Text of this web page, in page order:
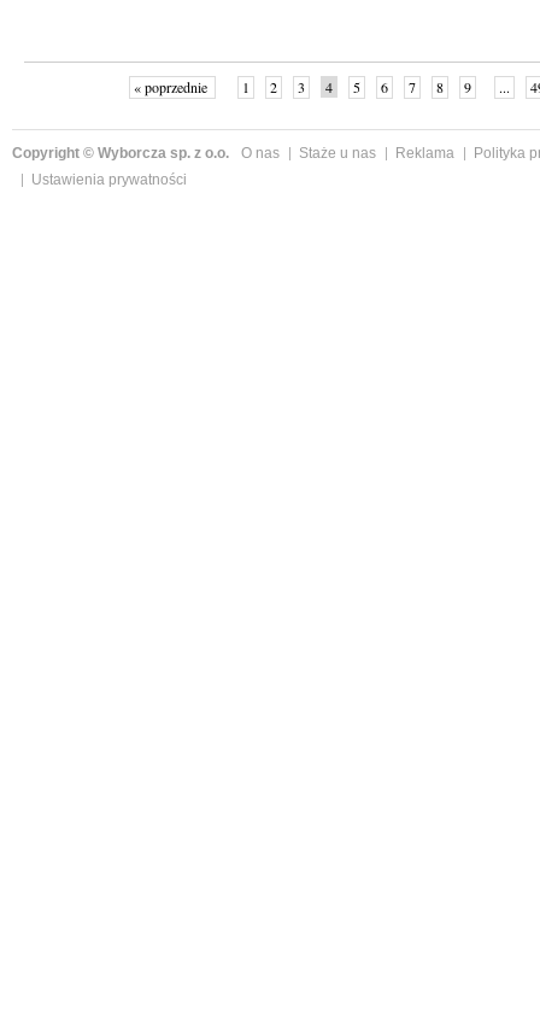
« poprzednie 1 2 3 4 5 6 7 8 9 ...
Copyright © Wyborcza sp. z o.o. O nas Staże u nas Reklama
Polityka
Ustawienia prywatności